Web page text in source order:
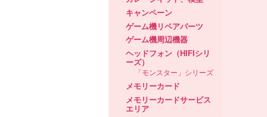
キャンペーン
ゲーム機リペアパーツ
ゲーム機周辺機器
ヘッドフォン（HIFIシリ
ーズ）
「モンスター」シリーズ
メモリーカード
メモリーカードサービス
エリア